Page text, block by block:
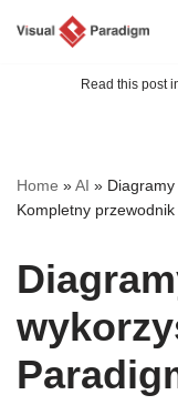
Read this post
Home »AI »
Kompletny przewodnik